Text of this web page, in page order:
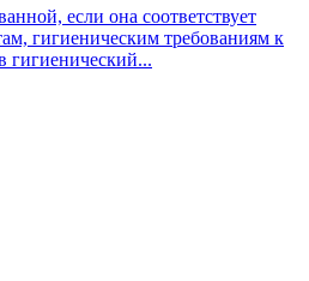
если она соответствует
гигиеническим требованиям к
гигиенический...